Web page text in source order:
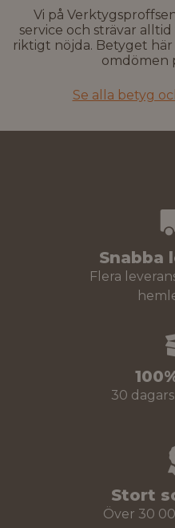
Vi på
service och strävar
riktigt nöjda. Betyget
omdömen
Se alla betyg
Snabba
Flera
30
Stort
Över 30